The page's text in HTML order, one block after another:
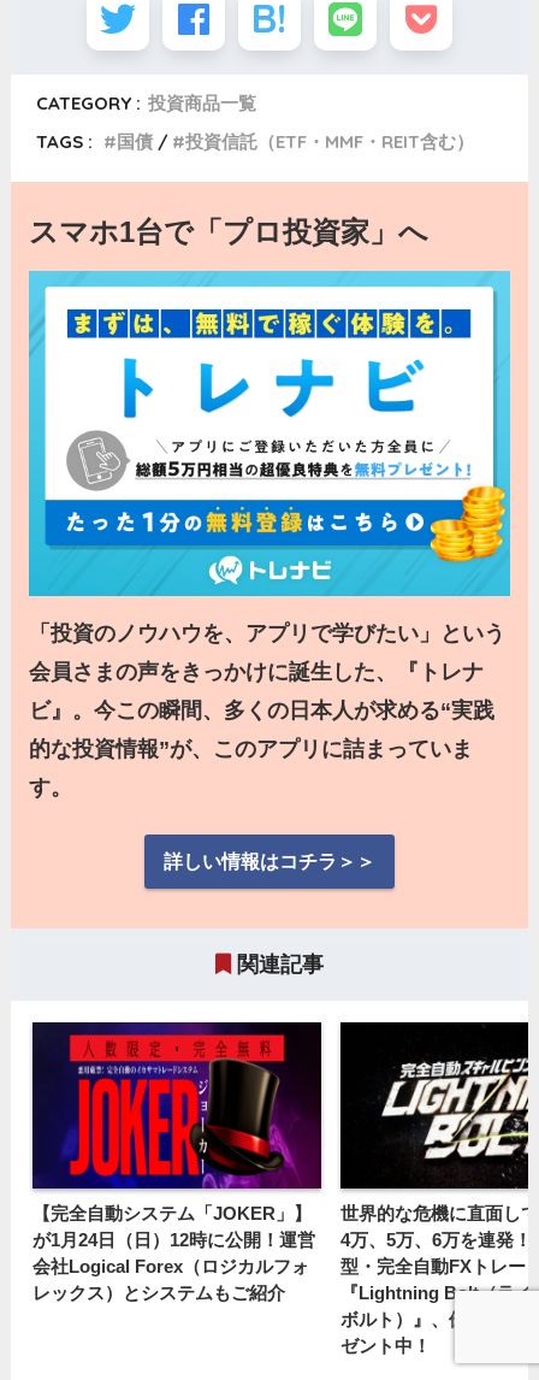
CATEGORY : 投資商品一覧
TAGS :
国債 投資信託（ETF・MMF・REIT含む）
スマホ1台で「プロ投資家」へ
「投資のノウハウを、アプリで学びたい」という
会員さまの声をきっかけに誕生した、『トレナ
ビ』。今この瞬間、多くの日本人が求める“実践
的な投資情報”が、このアプリに詰まっていま
す。
詳しい情報はコチラ＞＞
関連記事
【完全自動システム「JOKER」】
が1月24日（日）12時に公開！運営
会社Logical Forex（ロジカルフォ
レックス）とシステムもご紹介
世界的な危機に直面し
4万、5万、6万を連発！
型・完全自動FXトレー
『Lightning Bolt（ライ
ボルト）』、優待利用
ゼント中！